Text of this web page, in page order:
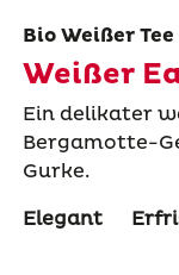
Bio Weißer Tee
Weißer
Ein delikater
Bergamotte-
Gurke.
Elegant